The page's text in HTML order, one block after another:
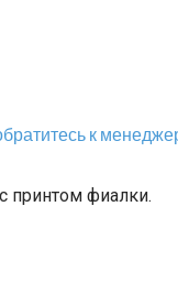
к
принтом фиалки.